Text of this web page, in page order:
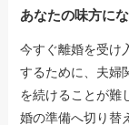
あなたの味方に
今すぐ離婚を受け
するために、夫婦
を続けることが難
婚の準備へ切り替